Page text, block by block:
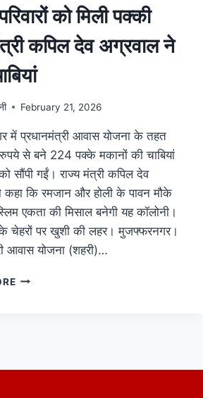
को मिली पक्की
कपिल देव अग्रवाल ने
February 21, 2026
में प्रधानमंत्री आवास योजना के तहत
से बने 224 पक्के मकानों की चाबियां
को सौंपी गईं। राज्य मंत्री कपिल देव
कहा कि रमजान और होली के पावन मौके
एकता की मिसाल बनेगी यह कॉलोनी।
के चेहरों पर खुशी की लहर। मुजफ्फरनगर।
आवास योजना (शहरी)…